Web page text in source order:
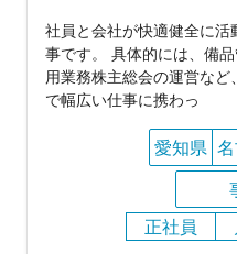
社員と会社が快適健全に
事です。 具体的には、備
用業務株主総会の運営な
で幅広い仕事に携わっ
愛知県
正社員